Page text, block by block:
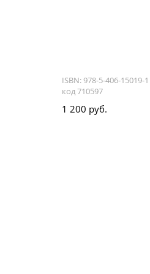
ISBN: 978-5-406-15019-1
код 710597
1 200 руб.